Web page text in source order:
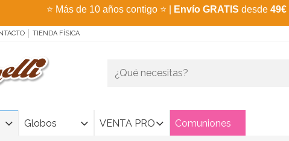
⭐ Más de 10 años contigo ⭐ Envío GRATIS desde 49€
TIENDA FÍSICA
Globos VENTA PRO Comuniones